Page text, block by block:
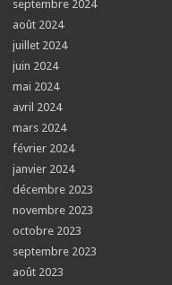
septembre 2024
août 2024
juillet 2024
juin 2024
mai 2024
avril 2024
mars 2024
février 2024
janvier 2024
décembre 2023
novembre 2023
octobre 2023
septembre 2023
août 2023